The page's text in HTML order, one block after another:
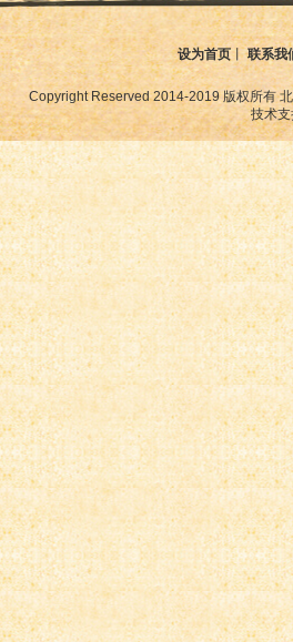
设为首页丨联系我
Copyright Reserved 2014-2019 版权所有
技术